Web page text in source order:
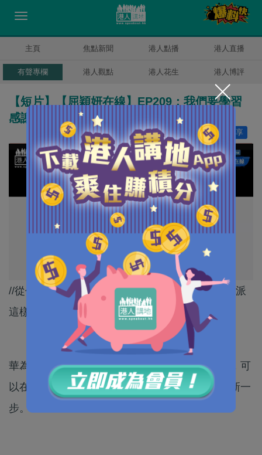
主頁 焦點新聞 港人點播 港人直播
有聲專欄 港人觀點 港人花生 港人博評
【短片】【屈穎妍在線】EP209：我們要學習
感謝敵人
分享
讚好 26
//從任正非的感悟，我們應學習慶幸，曾經有反對派
這樣的老師，給我們一個痛定思痛的改革機會。//
華為又出新手機，這次搭載了北斗和天通雙衛星，可
以在沒網絡訊號的情況下打衛星電話，跨進科技新一
步。